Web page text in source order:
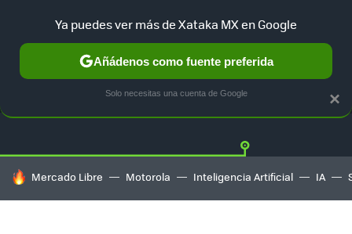
GUÍA DE COMPRAS MERCADO LIBRE
HOY SE HABLA DE
Mercado Libre Motorola Inteligencia Artificial IA
×
Ya puedes ver más de Xataka MX en Google
Añádenos como fuente preferida
Solo necesitas una cuenta de Google